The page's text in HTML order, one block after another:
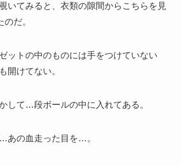
いてみると、衣類の隙間からこちらを見
のだ。
ットの中のものには手をつけていない
開けてない。
して…段ボールの中に入れてある。
あの血走った目を…。